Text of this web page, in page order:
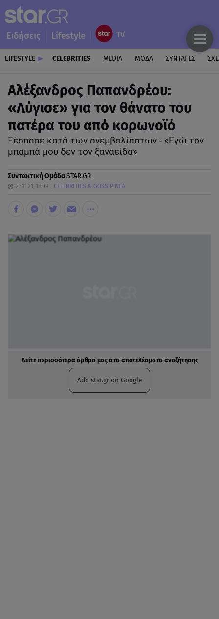
Ειδήσεις Lifestyle
LIFESTYLE CELEBRITIES MEDIA ΜΟΔΑ ΣΥΝΤΑΓΕΣ
Αλέξανδρος Παπανδρέου:
«Λύγισε» για τον θάνατο του
πατέρα του από κορωνοϊό
Ξέσπασε κατά των ανεμβολίαστων - «Εγώ τον
μπαμπά μου δεν τον ξαναείδα»
Συντακτική ΟμάδαSTAR.GR
23.11.21, 18:09 CELEBRITIES & GOSSIP ΝΕΑ
Δείτε περισσότερα άρθρα μας στα αποτελέσματα αναζήτησης
Add star.gr on Google